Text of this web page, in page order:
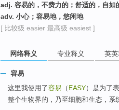
adj. 容易的，不费力的；舒适的，自如
adv. 小心；容易地，悠闲地
[ 比较级 easier 最高级 easiest ]
网络释义 专业释义 英英
容易
这里我使用了容易 （EASY）是为了
整个生物界的，乃至细胞和生态，系